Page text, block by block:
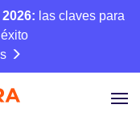
las claves para